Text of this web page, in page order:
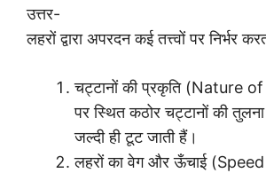
उत्तर-
लहरों द्वारा अपरदन कई तत्त्वों पर निर्भर
चट्टानों की प्रकृति (Nature
पर स्थित कठोर चट्टानों की
जल्दी ही टूट जाती हैं।
लहरों का वेग और ऊँचाई